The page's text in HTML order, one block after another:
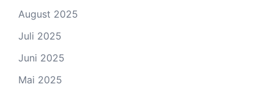
August 2025
Juli 2025
Juni 2025
Mai 2025